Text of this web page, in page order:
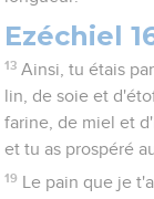
Ezéchiel
13 Ainsi, tu étais
lin, de soie et
farine, de miel et
et tu as prospéré
19
Le pain que je